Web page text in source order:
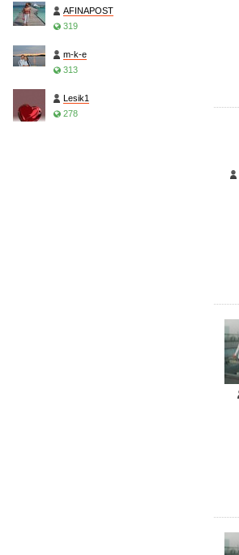
AFINAPOST
319
m-k-e
313
Lesik1
278